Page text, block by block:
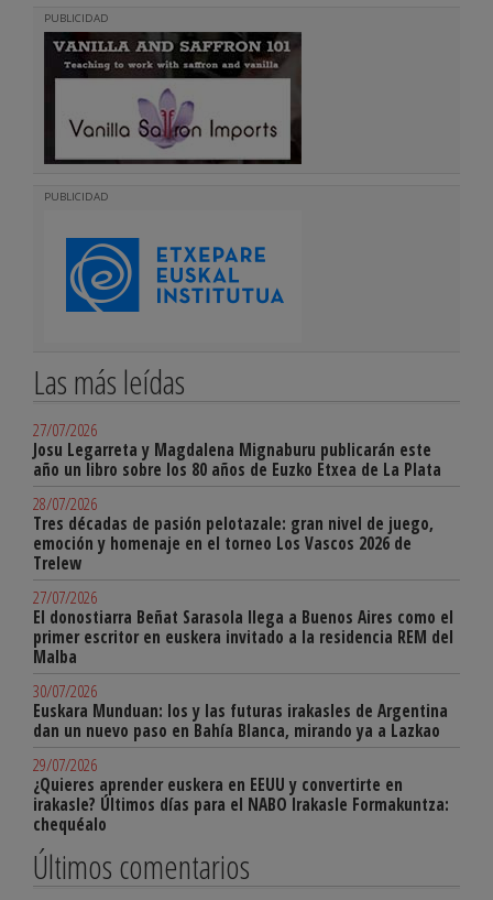
PUBLICIDAD
PUBLICIDAD
Las más leídas
27/07/2026
Josu Legarreta y Magdalena Mignaburu publicarán este
año un libro sobre los 80 años de Euzko Etxea de La Plata
28/07/2026
Tres décadas de pasión pelotazale: gran nivel de juego,
emoción y homenaje en el torneo Los Vascos 2026 de
Trelew
27/07/2026
El donostiarra Beñat Sarasola llega a Buenos Aires como el
primer escritor en euskera invitado a la residencia REM del
Malba
30/07/2026
Euskara Munduan: los y las futuras irakasles de Argentina
dan un nuevo paso en Bahía Blanca, mirando ya a Lazkao
29/07/2026
¿Quieres aprender euskera en EEUU y convertirte en
irakasle? Últimos días para el NABO Irakasle Formakuntza:
chequéalo
Últimos comentarios